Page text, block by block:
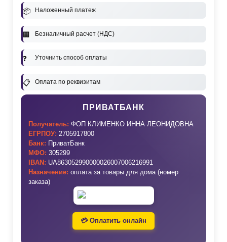
Наложенный платеж
Безналичный расчет (НДС)
Уточнить способ оплаты
Оплата по реквизитам
ПРИВАТБАНК
Получатель: ФОП КЛИМЕНКО ИННА ЛЕОНИДОВНА
ЕГРПОУ: 2705917800
Банк: ПриватБанк
МФО: 305299
IBAN: UA863052990000026007006216991
Назначение: оплата за товары для дома (номер
заказа)
💳 Оплатить онлайн